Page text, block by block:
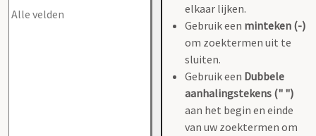
elkaar lijken.
Gebruik een minteken (-)
om zoektermen uit te
sluiten.
Gebruik een Dubbele
aanhalingstekens (" ")
aan het begin en einde
van uw zoektermen om